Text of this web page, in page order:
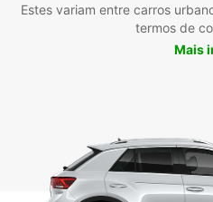
Estes variam entre carros
termos de
Mais